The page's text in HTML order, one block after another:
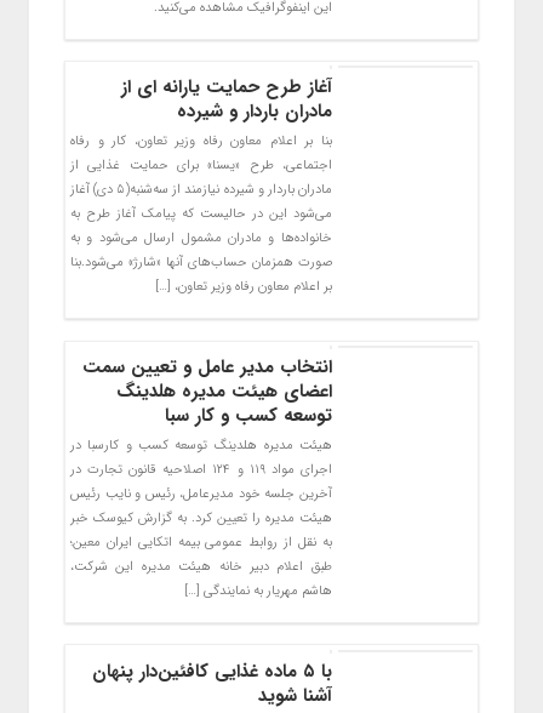
این اینفوگرافیک مشاهده می‌کنید.
آغاز طرح حمایت یارانه ای از
مادران باردار و شیرده
بنا بر اعلام معاون رفاه وزیر تعاون، کار و رفاه
اجتماعی، طرح «یسنا» برای حمایت غذایی از
مادران باردار و شیرده نیازمند از سه‌شنبه(۵ دی) آغاز
می‌شود این در حالیست که پیامک‌ آغاز طرح به
خانواده‌ها و مادران مشمول ارسال می‌شود و به
صورت همزمان حساب‌های آنها «شارژ» می‌شود.بنا
بر اعلام معاون رفاه وزیر تعاون، […]
انتخاب مدیر عامل و تعیین سمت
اعضای هیئت مدیره هلدینگ
توسعه کسب و کار سبا
هیئت مدیره هلدینگ توسعه کسب و کارسبا در
اجرای مواد ۱۱۹ و ۱۲۴ اصلاحیه قانون تجارت در
آخرین جلسه خود مدیرعامل، رئیس و نایب رئیس
هیئت مدیره را تعیین کرد. به گزارش کیوسک خبر
به نقل از روابط عمومی بیمه اتکایی ایران معین؛
طبق اعلام دبیر خانه هیئت مدیره این شرکت،
هاشم مهریار به نمایندگی […]
با ۵ ماده غذایی کافئین‌دار پنهان
آشنا شوید